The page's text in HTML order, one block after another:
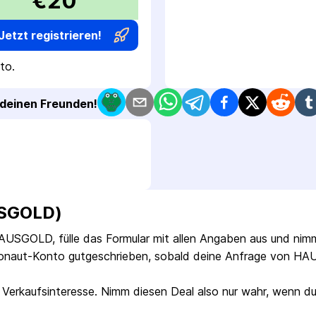
registrieren!
Freunden!
fülle das Formular mit allen Angaben aus und
Konto gutgeschrieben, sobald deine Anfrage von
Nimm diesen Deal also nur wahr, wenn